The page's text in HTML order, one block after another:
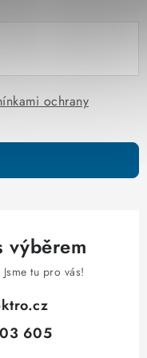
ochrany
výběrem
tu pro vás!
605